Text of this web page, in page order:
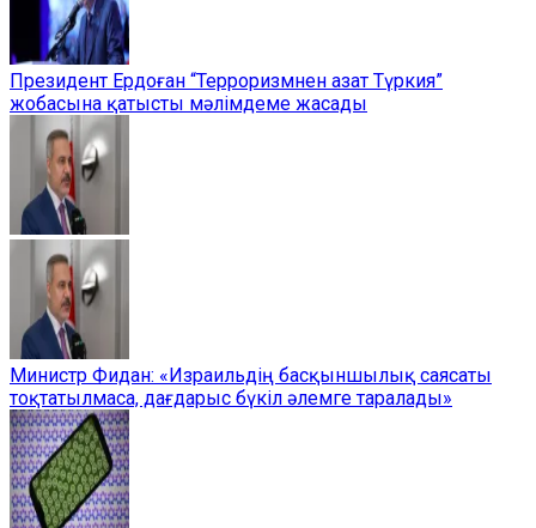
Президент Ердоған “Терроризмнен азат Түркия”
жобасына қатысты мәлімдеме жасады
Министр Фидан: «Израильдің басқыншылық саясаты
тоқтатылмаса, дағдарыс бүкіл әлемге таралады»